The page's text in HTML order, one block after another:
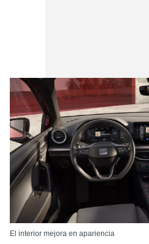
El interior mejora en apariencia